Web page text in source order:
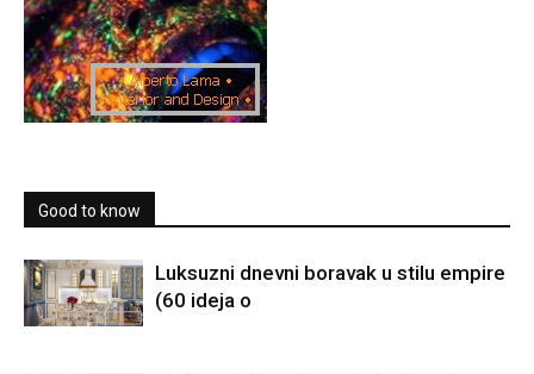
Good to know
Luksuzni dnevni boravak u stilu empire
(60 ideja o